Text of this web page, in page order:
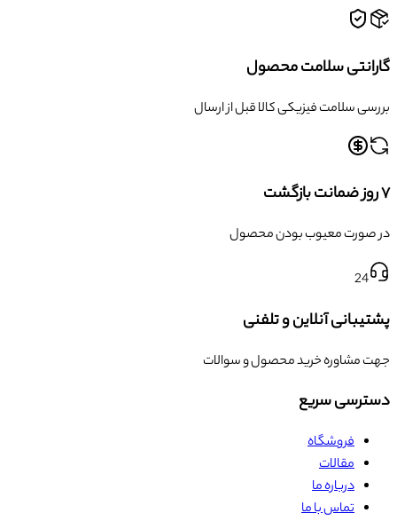
گارانتی سلامت محصول
بررسی سلامت فیزیکی کالا قبل از ارسال
۷ روز ضمانت بازگشت
در صورت معیوب بودن محصول
24
پشتیبانی آنلاین و تلفنی
جهت مشاوره خرید محصول و سوالات
دسترسی سریع
فروشگاه
مقالات
درباره ما
تماس با ما